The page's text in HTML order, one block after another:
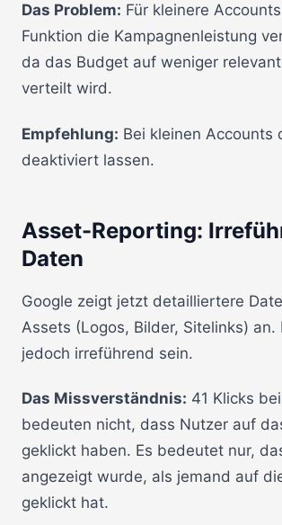
Das Problem: Für kleinere
Funktion die Kampagnenleistung
da das Budget auf weniger
verteilt wird.
Empfehlung: Bei kleinen Accounts
deaktiviert lassen.
Asset-Reporting:
Daten
Google zeigt jetzt detailliertere
Assets (Logos, Bilder, Sitelinks) an.
jedoch irreführend sein.
Das Missverständnis: 41 Klicks
bedeuten nicht, dass Nutzer auf
geklickt haben. Es bedeutet nur,
angezeigt wurde, als jemand auf
geklickt hat.